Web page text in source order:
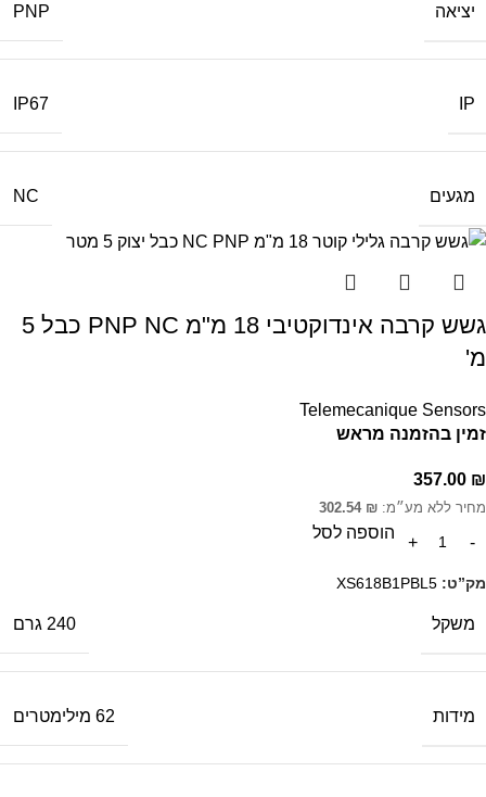
יציאה PNP
IP
IP67
מגעים NC
גשש קרבה אינדוקטיבי 18 מ"מ PNP NC כבל 5
מ'
Telemecanique Sensors
זמין בהזמנה מראש
357.00 ₪
מחיר ללא מע״מ: 302.54 ₪
הוספה לסל
מק”ט: XS618B1PBL5
משקל 240 גרם
מידות 62 מילימטרים